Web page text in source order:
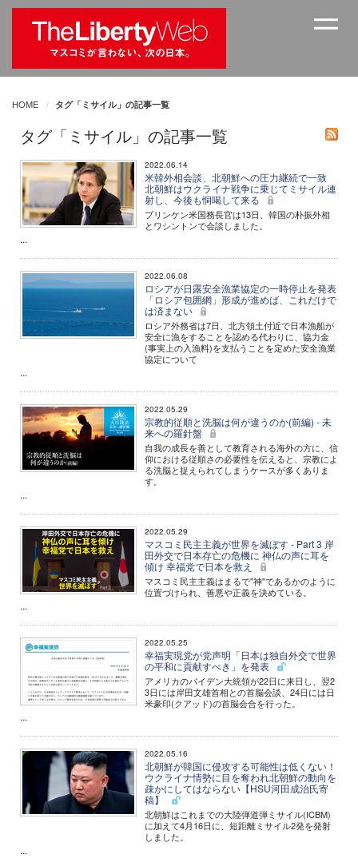
HOME タグ「ミサイル」の記事一覧
タグ「ミサイル」の記事一覧
2022.06.14
米韓外相会談、北朝鮮への圧力継続で一致
北朝鮮はウクライナ戦争に乗じてミサイル連
射し、今後も恫喝して来る
ブリンケン米国務長官は13日、韓国の朴振外相
とワシントンで会談しました。
...
2022.06.08
ロシアが日露安全漁業協定の一時停止を発表
「ロシア包囲網」形成が進めば、これだけで
は済まない
ロシア外務省は7日、北方領土付近で日本漁船が
安全に漁をすることを認める代わりに、協力金
(事実上の入漁料)を支払うことを定めた安全漁業
協定について
...
2022.05.29
宗教的従順と洗脳は何が違うのか(前編) - 未
来への羅針盤
自我の成長を善として教育される海外の方に、信
仰における従順さの必要性を伝えると、宗教によ
る洗脳と捉えられてしまうケースが多くありま
す。
...
2022.05.29
マスコミ民主主義が世界を滅ぼす - Part 3 岸
田外交で日本存亡の危機に 神仏の声に耳を
傾け 幸福党で日本を救え
マスコミ民主主義はまるで"神"であるかのように
位置づけられ、善悪や正義を決めている。
...
2022.05.25
幸福実現党が党声明「日本は独自外交で世界
の平和に貢献すべき」を発表
アメリカのバイデン大統領が22日に来日し、翌2
3日には岸田文雄首相との首脳会談、24日には日
米豪印(クアッド)の首脳会合を行った。
...
2022.05.16
北朝鮮が韓国に侵攻する可能性は低くない！
ウクライナ情勢に目を奪われ北朝鮮の動向を
疎かにしてはならない【HSU河田成治氏寄
稿】
北朝鮮はこれまでの大陸弾道弾ミサイル(ICBM)
に加えて4月16日に、短距離ミサイル2発を発射
しました。
...